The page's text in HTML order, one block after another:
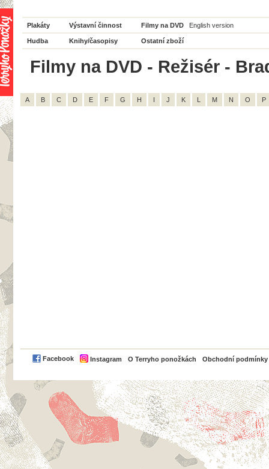
Plakáty Výstavní činnost Filmy na DVD English version
Hudba Knihy/časopisy Ostatní zboží
Filmy na DVD - Režisér -
A B C D E F G H I J K L M N O P
Facebook Instagram O Terryho ponožkách Obchodní podmínky
PayPal